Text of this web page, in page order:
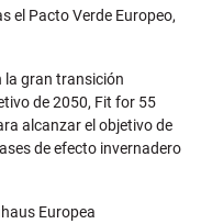
el Pacto Verde Europeo,
la gran transición
de 2050, Fit for 55
alcanzar el objetivo de
de efecto invernadero
Europea